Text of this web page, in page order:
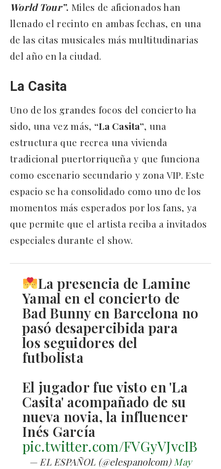
World Tour”. Miles de aficionados han
llenado el recinto en ambas fechas, en una
de las citas musicales más multitudinarias
del año en la ciudad.
La Casita
Uno de los grandes focos del concierto ha
sido, una vez más, “La Casita”, una
estructura que recrea una vivienda
tradicional puertorriqueña y que funciona
como escenario secundario y zona VIP. Este
espacio se ha consolidado como uno de los
momentos más esperados por los fans, ya
que permite que el artista reciba a invitados
especiales durante el show.
La presencia de Lamine
Yamal en el concierto de
Bad Bunny en Barcelona no
pasó desapercibida para
los seguidores del
futbolista
El jugador fue visto en 'La
Casita' acompañado de su
nueva novia, la influencer
Inés García
pic.twitter.com/FVGyVJvcIB
— EL ESPAÑOL (@elespanolcom)May